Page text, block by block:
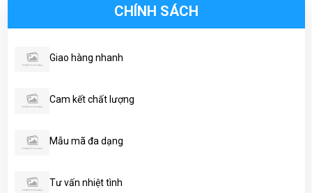
CHÍNH SÁCH
Giao hàng nhanh
Cam kết chất lượng
Mẫu mã đa dạng
Tư vấn nhiệt tình